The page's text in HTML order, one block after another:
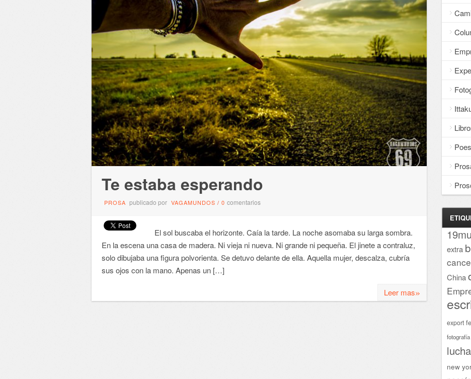
Te estaba esperando
PROSA publicado por VAGAMUNDOS / 0 comentarios
El sol buscaba el horizonte. Caía la tarde. La noche asomaba su larga sombra.
En la escena una casa de madera. Ni vieja ni nueva. Ni grande ni pequeña. El jinete a contraluz,
solo dibujaba una figura polvorienta. Se detuvo delante de ella. Aquella mujer, descalza, cubría
sus ojos con la mano. Apenas un […]
Leer mas»
extra
China
export
lucha
new